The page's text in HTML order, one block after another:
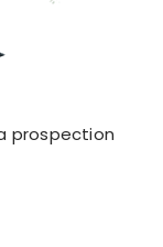
prospection